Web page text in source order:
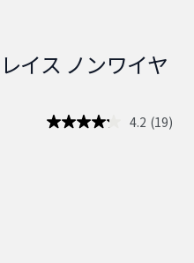
イス ノンワイヤ
4.2 レ
(19)